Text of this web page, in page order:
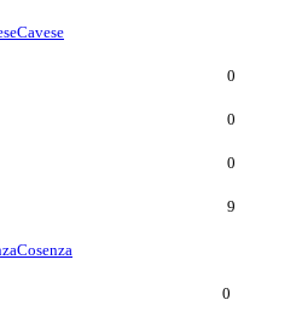
Cavese
0
0
0
9
Cosenza
0